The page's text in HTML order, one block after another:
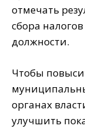
отмечать
сбора
должности.
Чтобы
органах
улучшить